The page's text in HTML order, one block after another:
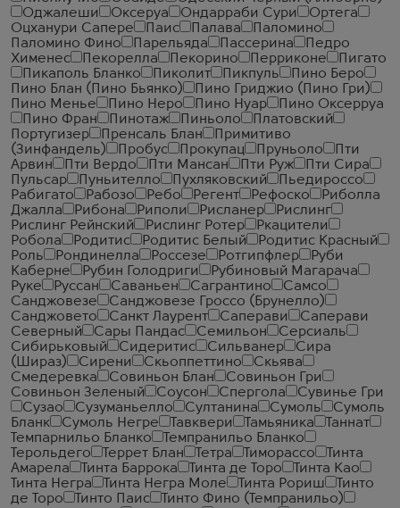
Оджалеши
Оксеруа Ондарраби Сури
Ортега
Оцханури Сапере
Паис Палава
Паломино
Паломино Фино
Парельяда Пассерина
Педро
Хименес
Пекорелла Пекорино Перриконе
Пигато
Пикаполь Бланко
Пиколит Пикпуль
Пино Беро
Пино Блан (Пино Бьянко)
Пино Гриджио (Пино Гри)
Пино Менье
Пино Неро Пино Нуар
Пино Оксерруа
Пино Фран
Пинотаж Пиньоло
Платовский
Португизер
Пренсаль Блан
Примитиво
(Зинфандель)
Пробус Прокупац Пруньоло
Пти
Арвин
Пти Вердо Пти Мансан Пти Руж
Пти Сира
Пульсар
Пуньителло Пухляковский
Пьедироссо
Рабигато
Рабозо Ребо Регент Рефоско
Риболла
Джалла
Рибона Риполи Рисланер
Рислинг
Рислинг Рейнский
Рислинг Ротер
Ркацители
Робола
Родитис Родитис Белый
Родитис Красный
Роль
Рондинелла Россезе Ротгипфлер
Руби
Каберне
Рубин Голодриги
Рубиновый Магарача
Руке
Руссан Саваньен Сагрантино
Самсо
Санджовезе
Санджовезе Гроссо (Брунелло)
Санджовето
Санкт Лаурент Саперави
Саперави
Северный
Сары Пандас Семильон
Серсиаль
Сибирьковый
Сидеритис Сильванер
Сира
(Шираз)
Сирени Скьоппеттино
Скьява
Смедеревка
Совиньон Блан
Совиньон Гри
Совиньон Зеленый
Соусон Спергола
Сувинье Гри
Сузао
Сузуманьелло Султанина Сумоль
Сумоль
Бланк
Сумоль Негре Тавквери Тамьяника
Таннат
Темпарнильо Бланко
Темпранильо Бланко
Терольдего
Террет Блан Тетра Тиморассо
Тинта
Амарела
Тинта Баррока Тинта де Торо
Тинта Као
Тинта Негра
Тинта Негра Моле Тинта Рориш
Тинто
де Торо
Тинто Паис
Тинто Фино (Темпранильо)